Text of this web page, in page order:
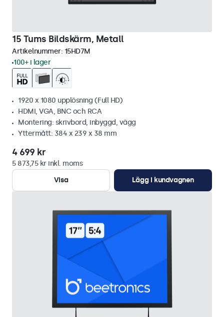
15 Tums Bildskärm, Metall
Artikelnummer: 15HD7M
100+ i lager
1920 x 1080 upplösning (Full HD)
HDMI, VGA, BNC och RCA
Montering: skrivbord, inbyggd, vägg
Yttermått: 384 x 239 x 38 mm
4 699 kr
5 873,75 kr inkl. moms
Visa
Lägg i kundvagnen